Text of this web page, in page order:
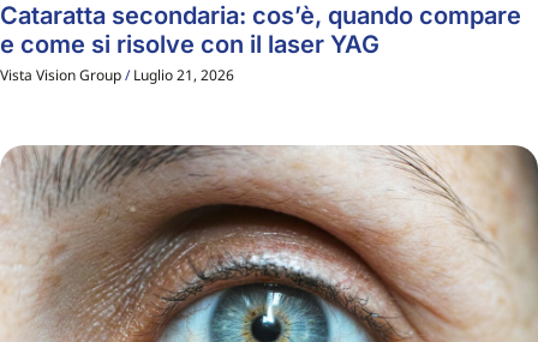
Cataratta secondaria: cos’è, quando compare
e come si risolve con il laser YAG
Vista Vision Group Luglio 21, 2026